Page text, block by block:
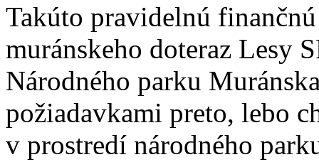
Takúto pravidelnú
muránskeho doteraz Lesy
Národného parku
požiadavkami preto, lebo
v prostredí národného